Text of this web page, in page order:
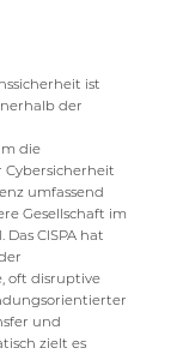
ist
der
die
umfassend
Gesellschaft im
CISPA hat
oft disruptive
und
zielt es